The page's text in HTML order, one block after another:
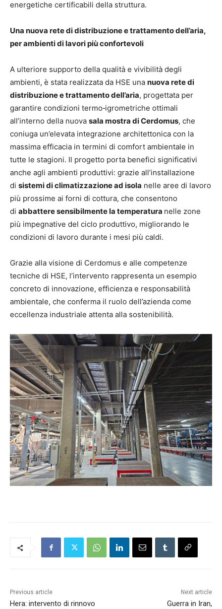
energetiche certificabili della struttura.
Una nuova rete di distribuzione e trattamento dell’aria,
per ambienti di lavori più confortevoli
A ulteriore supporto della qualità e vivibilità degli
ambienti, è stata realizzata da HSE una nuova rete di
distribuzione e trattamento dell’aria, progettata per
garantire condizioni termo‑igrometriche ottimali
all’interno della nuova sala mostra di Cerdomus, che
coniuga un’elevata integrazione architettonica con la
massima efficacia in termini di comfort ambientale in
tutte le stagioni. Il progetto porta benefici significativi
anche agli ambienti produttivi: grazie all’installazione
di sistemi di climatizzazione ad isola nelle aree di lavoro
più prossime ai forni di cottura, che consentono
di abbattere sensibilmente la temperatura nelle zone
più impegnative del ciclo produttivo, migliorando le
condizioni di lavoro durante i mesi più caldi.
Grazie alla visione di Cerdomus e alle competenze
tecniche di HSE, l’intervento rappresenta un esempio
concreto di innovazione, efficienza e responsabilità
ambientale, che conferma il ruolo dell’azienda come
eccellenza industriale attenta alla sostenibilità.
Previous article
Hera: intervento di rinnovo
Next article
Guerra in Iran,